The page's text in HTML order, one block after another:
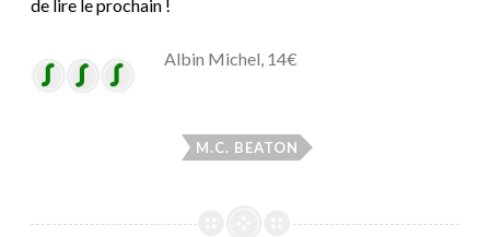
de lire le prochain !
Albin Michel, 14€
M.C. BEATON